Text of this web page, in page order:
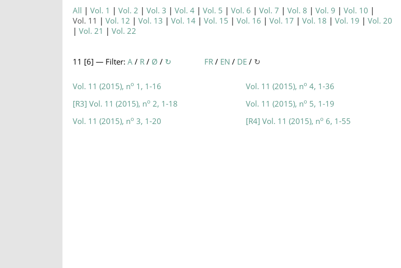
All Vol. 1 Vol. 2 Vol. 3 Vol. 4 Vol. 5 Vol. 6 Vol. 7 Vol. 8 Vol. 9
Vol. 10
Vol. 11
Vol. 12 Vol. 13 Vol. 14 Vol. 15 Vol. 16 Vol. 17 Vol. 18 Vol. 19
Vol. 20
Vol. 21
Vol. 22
11 [6] — Filter: A / R / Ø / ↻ FR / EN / DE / ↻
Vol. 11 (2015), no 1, 1-16
[R3] Vol. 11 (2015), no 2, 1-18
Vol. 11 (2015), no 3, 1-20
Vol. 11 (2015), no 4, 1-36
Vol. 11 (2015), no 5, 1-19
[R4] Vol. 11 (2015), no 6, 1-55